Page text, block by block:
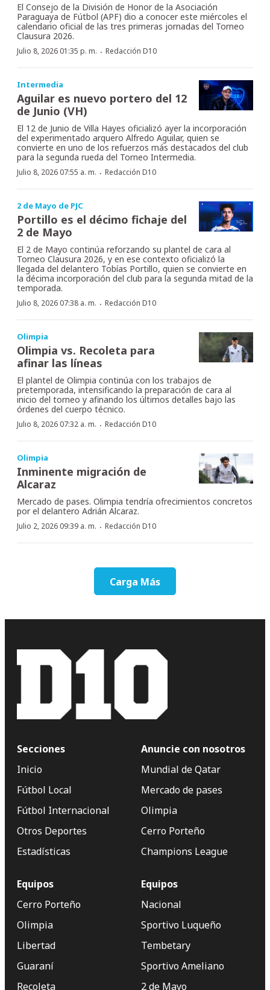
El Consejo de la División de Honor de la Asociación
Paraguaya de Fútbol (APF) dio a conocer este miércoles el
calendario oficial de las tres primeras jornadas del Torneo
Clausura 2026.
Julio 8, 2026 01:35 p. m. · Redacción D10
Intermedia
Aguilar es nuevo portero del 12
de Junio (VH)
El 12 de Junio de Villa Hayes oficializó ayer la incorporación
del experimentado arquero Alfredo Aguilar, quien se
convierte en uno de los refuerzos más destacados del club
para la segunda rueda del Torneo Intermedia.
Julio 8, 2026 07:55 a. m. · Redacción D10
2 de Mayo de PJC
Portillo es el décimo fichaje del
2 de Mayo
El 2 de Mayo continúa reforzando su plantel de cara al
Torneo Clausura 2026, y en ese contexto oficializó la
llegada del delantero Tobías Portillo, quien se convierte en
la décima incorporación del club para la segunda mitad de la
temporada.
Julio 8, 2026 07:38 a. m. · Redacción D10
Olimpia
Olimpia vs. Recoleta para
afinar las líneas
El plantel de Olimpia continúa con los trabajos de
pretemporada, intensificando la preparación de cara al
inicio del torneo y afinando los últimos detalles bajo las
órdenes del cuerpo técnico.
Julio 8, 2026 07:32 a. m. · Redacción D10
Olimpia
Inminente migración de
Alcaraz
Mercado de pases. Olimpia tendría ofrecimientos concretos
por el delantero Adrián Alcaraz.
Julio 2, 2026 09:39 a. m. · Redacción D10
Carga Más
Secciones
Inicio
Fútbol Local
Fútbol Internacional
Otros Deportes
Estadísticas
Anuncie con nosotros
Mundial de Qatar
Mercado de pases
Olimpia
Cerro Porteño
Champions League
Equipos
Cerro Porteño
Olimpia
Libertad
Guaraní
Recoleta
Equipos
Nacional
Sportivo Luqueño
Tembetary
Sportivo Ameliano
2 de Mayo